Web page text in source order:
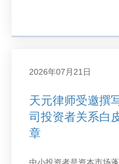
2026年07月21日
天元律师受邀撰
司投资者关系白
章